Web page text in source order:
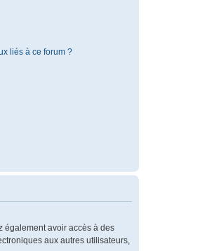
liés à ce forum ?
également avoir accès à des
aux autres utilisateurs,